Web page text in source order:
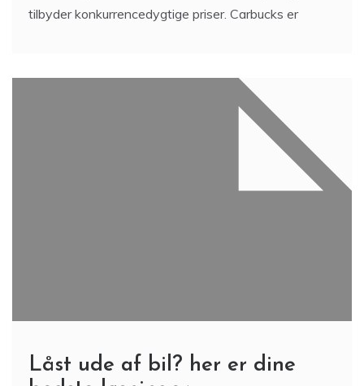
tilbyder konkurrencedygtige priser. Carbucks er
Låst ude af bil? her er dine